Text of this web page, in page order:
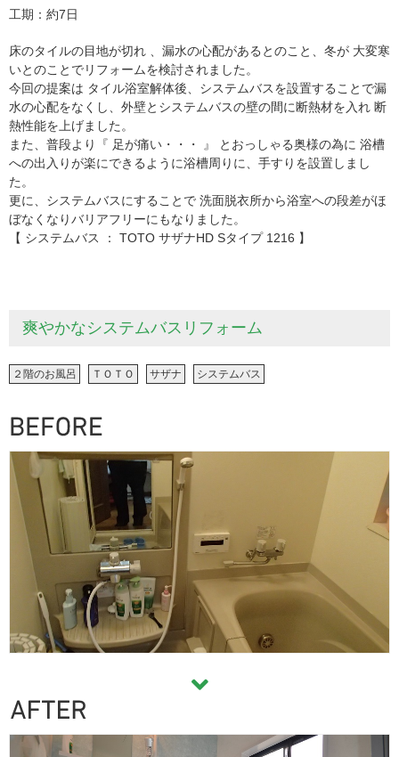
工期 約7日
床のタイルの目地が切れ 、漏水の心配があるとのこと、冬が 大変寒
いとのことでリフォームを検討されました。
今回の提案は タイル浴室解体後、システムバスを設置することで漏
水の心配をなくし、外壁とシステムバスの壁の間に断熱材を入れ 断
熱性能を上げました。
また、普段より『 足が痛い・・・ 』 とおっしゃる奥様の為に 浴槽
への出入りが楽にできるように浴槽周りに、手すりを設置しまし
た。
更に、システムバスにすることで 洗面脱衣所から浴室への段差がほ
ぼなくなりバリアフリーにもなりました。
【 システムバス ： TOTO サザナHD Sタイプ 1216 】
爽やかなシステムバスリフォーム
２階のお風呂 ＴＯＴＯ サザナ システムバス